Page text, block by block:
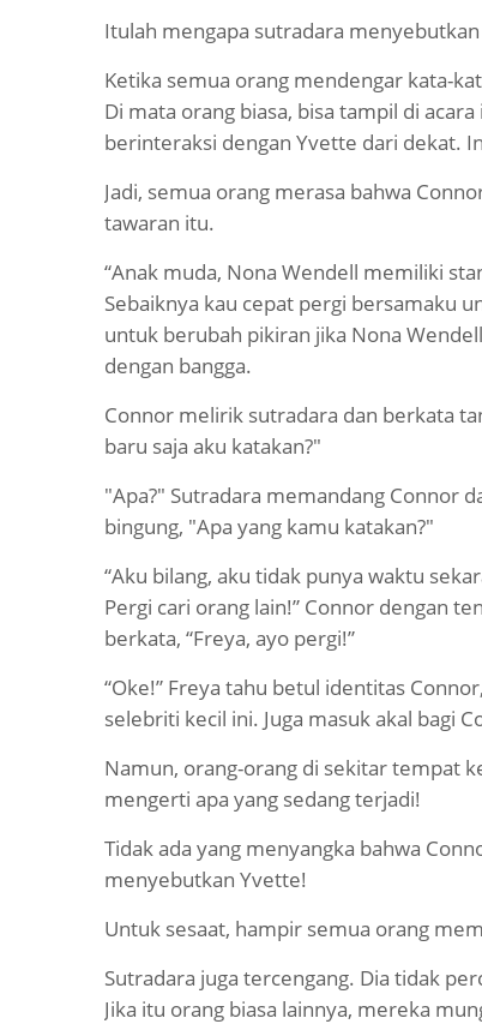
Itulah mengapa sutradara
Ketika semua orang mendengar kata-
Di mata orang biasa, bisa tampil di
berinteraksi dengan Yvette dari dekat.
Jadi, semua orang merasa bahwa
tawaran itu.
“Anak muda, Nona Wendell memiliki
Sebaiknya kau cepat pergi bersamaku
untuk berubah pikiran jika Nona
dengan bangga.
Connor melirik sutradara dan berkata
baru saja aku katakan?"
"Apa?" Sutradara memandang Connor
bingung, "Apa yang kamu katakan?"
“Aku bilang, aku tidak punya waktu
Pergi cari orang lain!” Connor dengan
berkata, “Freya, ayo pergi!”
“Oke!” Freya tahu betul identitas
selebriti kecil ini. Juga masuk akal bagi
Namun, orang-orang di sekitar tempat
mengerti apa yang sedang terjadi!
Tidak ada yang menyangka bahwa
menyebutkan Yvette!
Untuk sesaat, hampir semua orang
Sutradara juga tercengang. Dia tidak
Jika itu orang biasa lainnya, mereka